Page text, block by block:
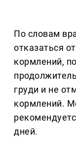
По словам
отказаться
кормлений,
груди и не
кормлений.
дней.